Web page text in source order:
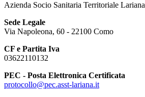
Azienda Socio Sanitaria Territoriale Lariana
Sede Legale
Via Napoleona, 60 - 22100 Como
CF e Partita Iva
03622110132
PEC - Posta Elettronica Certificata
protocollo@pec.asst-lariana.it